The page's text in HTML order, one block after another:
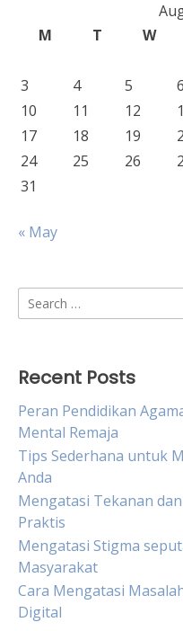
M
T W
3
4 5 6
10
11 12
17
18 19
24
25 26
31
« May
Search
for:
Recent Posts
Peran Pendidikan
Mental Remaja
Tips Sederhana untuk
Anda
Mengatasi Tekanan
Praktis
Mengatasi Stigma
Masyarakat
Cara Mengatasi
Digital